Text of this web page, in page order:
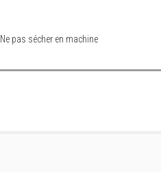
Ne pas sécher en machine